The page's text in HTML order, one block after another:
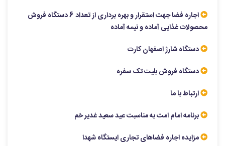
اجاره فضا جهت استقرار و بهره برداری از تعداد 6 دستگاه فروش
محصولات غذایی آماده و نیمه آماده
دستگاه شارژ اصفهان کارت
دستگاه فروش بلیت تک سفره
ارتباط با ما
برنامه امام امت به مناسبت عید سعید غدیر خم
مزایده اجاره فضاهای تجاری ایستگاه شهدا